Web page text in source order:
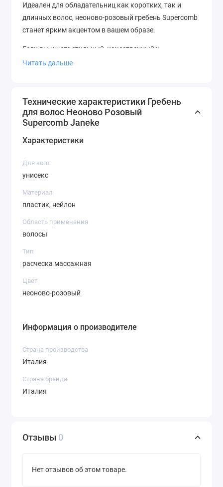
Идеален для обладательниц как коротких, так и
длинных волос, неоново-розовый гребень Supercomb
станет ярким акцентом в вашем образе.
Если вы ищете стильный, качественный и
функциональный гребень, то обязательно обратите
Читать дальше
Технические характеристики Гребень
для волос Неоново Розовый
Supercomb Janeke
Характеристики
Для кого
унисекс
Материал
пластик, нейлон
Область применения
волосы
Тип
расческа массажная
Цвет
неоново-розовый
Информация о производителе
Страна производства
Италия
Страна бренда
Италия
Отзывы 0
Нет отзывов об этом товаре.